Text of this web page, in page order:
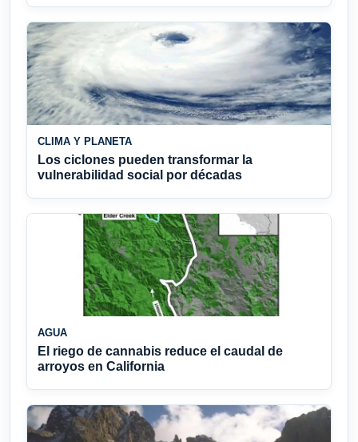
CLIMA Y PLANETA
Los ciclones pueden transformar la
vulnerabilidad social por décadas
AGUA
El riego de cannabis reduce el caudal de
arroyos en California